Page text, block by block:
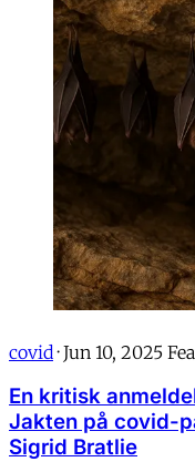
covid · Jun 10, 2025
En kritisk
Jakten på covid-
Sigrid Bratlie